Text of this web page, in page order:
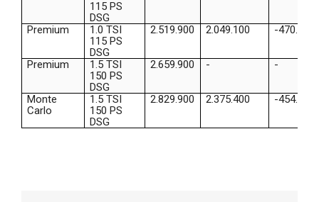
115 PS
DSG
Premium
1.0 TSI
115 PS
DSG
2.519.900 2.049.100 -470.800
Premium
1.5 TSI
150 PS
DSG
2.659.900 - -
Monte
Carlo
1.5 TSI
150 PS
DSG
2.829.900 2.375.400 -454.500